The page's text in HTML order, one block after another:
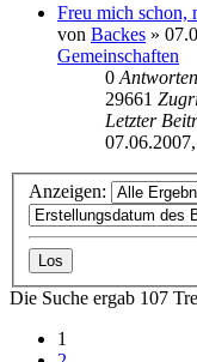
Freu mich schon,
von Backes »
Gemeinschaften
0 Antworten
29661
Letzter
Anzeigen:
Die Suche ergab 107
1